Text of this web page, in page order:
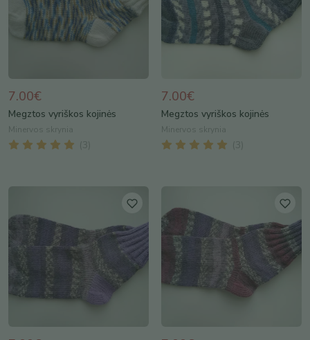
7.00€
Megztos vyriškos kojinės
Minervos skrynia
( 3
7.00€
Megztos vyriškos kojinės
Minervos skrynia
( 3